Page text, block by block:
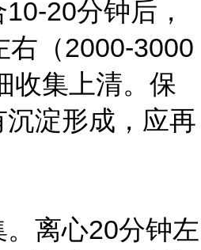
20分钟后，
右（2000-3000
收集上清。保
淀形成，应再
。离心20分钟左